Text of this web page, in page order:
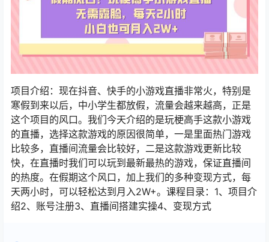
项目介绍：现在抖音、快手的小游戏直播非常火，特别是
寒假到来以后，中小学生都放假，流量会越来越高，正是
这个项目的风口。我们今天介绍的是玩梗高手这款小游戏
的直播，选择这款游戏的原因很简单，一是里面热门游戏
比较多，直播间流量会比较好，二是这款游戏更新比较
快，在直播时我们可以玩到最新最热的游戏，保证直播间
的热度。在假期这个风口，加上我们的多种变现方式，每
天两小时，可以轻松达到月入2W+。课程目录：1、项目介
绍2、账号注册3、直播间搭建实操4、变现方式